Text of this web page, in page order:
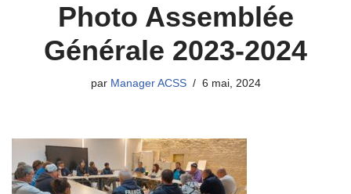
Photo Assemblée
Générale 2023-2024
par Manager ACSS 6 mai, 2024